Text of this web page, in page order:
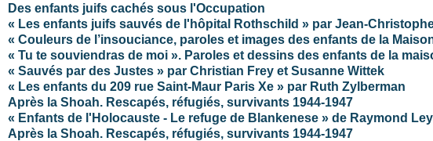
Des enfants juifs cachés sous l'Occupation
« Les enfants juifs sauvés de l'hôpital Rothschild » par Jean-
« Couleurs de l’insouciance, paroles et images des enfants de la
« Tu te souviendras de moi ». Paroles et dessins des enfants de la
« Sauvés par des Justes » par Christian Frey et Susanne Wittek
« Les enfants du 209 rue Saint-Maur Paris Xe » par Ruth Zylberman
Après la Shoah. Rescapés, réfugiés, survivants 1944-1947
« Enfants de l'Holocauste - Le refuge de Blankenese » de Raymond Ley
Après la Shoah. Rescapés, réfugiés, survivants 1944-1947